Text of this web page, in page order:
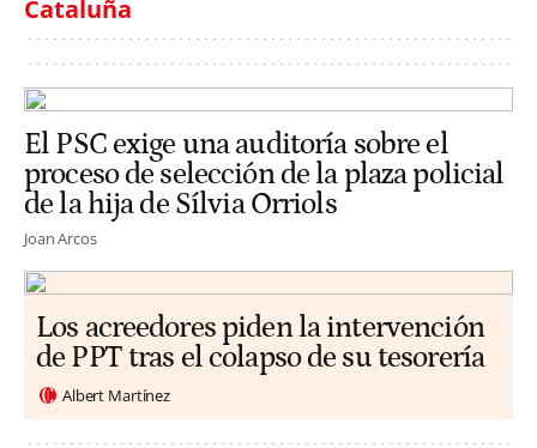
Cataluña
El PSC exige una auditoría sobre el
proceso de selección de la plaza policial
de la hija de Sílvia Orriols
Joan Arcos
Los acreedores piden la intervención
de PPT tras el colapso de su tesorería
Albert Martínez